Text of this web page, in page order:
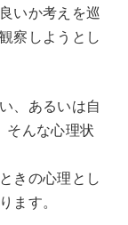
いか考えを巡
察しようとし
、あるいは自
そんな心理状
きの心理とし
ます。